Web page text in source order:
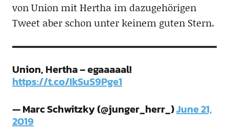
von Union mit Hertha im dazugehörigen
Tweet aber schon unter keinem guten Stern.
Union, Hertha – egaaaaal!
https://t.co/IkSuS9Pge1
— Marc Schwitzky (@junger_herr_)June 21,
2019